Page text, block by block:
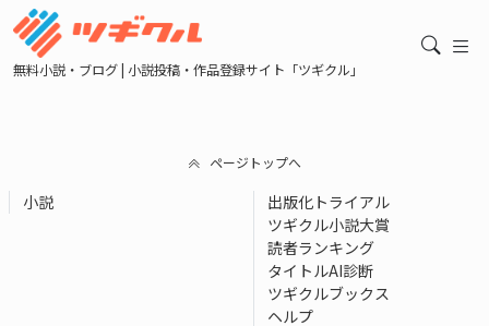
無料小説・ブログ | 小説投稿・作品登録サイト「ツギクル」
ページトップへ
小説
出版化トライアル
ツギクル小説大賞
読者ランキング
タイトルAI診断
ツギクルブックス
ヘルプ